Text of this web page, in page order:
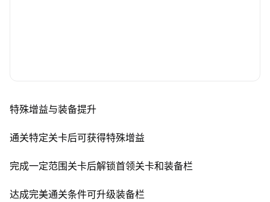
特殊增益与装备提升
通关特定关卡后可获得特殊增益
完成一定范围关卡后解锁首领关卡和装备栏
达成完美通关条件可升级装备栏